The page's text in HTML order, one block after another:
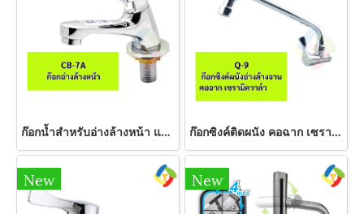
ก๊อกน้ำสำหรับอ่างล้างหน้า แบบกด CB-7A A'MAZON ก๊อกซิงค์ติดผนัง คอฉาก เซรามิควาล์ว Q-9 A'MAZON
New New